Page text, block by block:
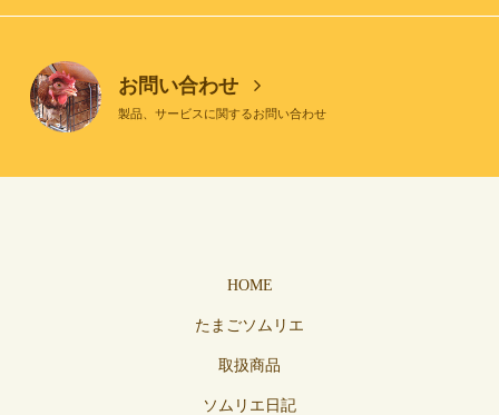
お問い合わせ
製品、サービスに関するお問い合わせ
HOME
たまごソムリエ
取扱商品
ソムリエ日記